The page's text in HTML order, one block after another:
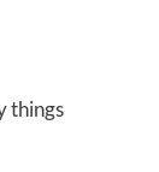
things